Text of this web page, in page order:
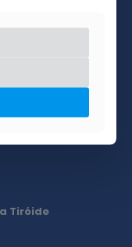
mão e ajudar o
de uma
a dor que tantas
Tiróide